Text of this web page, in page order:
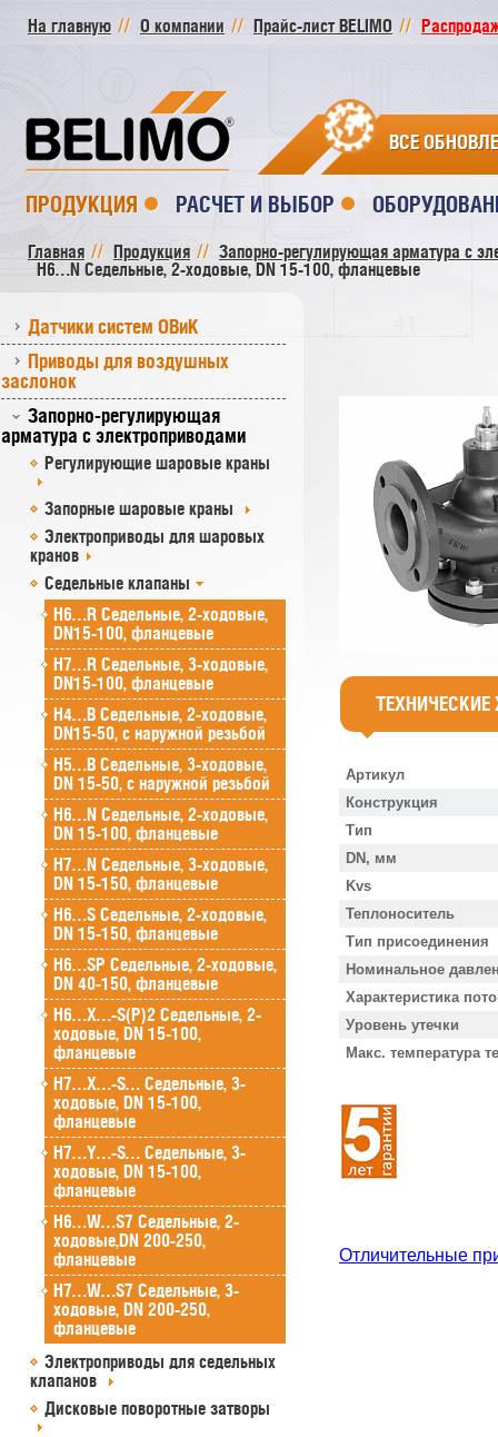
На главную О компании Прайс-лист BELIMO
ВСЕ
ПРОДУКЦИЯ РАСЧЕТ И ВЫБОР
Главная Продукция
Запорно-регулирующая арматура с
H6…N Седельные, 2-ходовые, DN 15-100, фланцевые
Датчики систем ОВиК
Приводы для воздушных
заслонок
Запорно-регулирующая
арматура с электроприводами
Регулирующие шаровые краны
Запорные шаровые краны
Электроприводы для шаровых
кранов
Седельные клапаны
H6…R Седельные, 2-ходовые,
DN15-100, фланцевые
H7…R Седельные, 3-ходовые,
DN15-100, фланцевые
H4…B Седельные, 2-ходовые,
DN15-50, с наружной резьбой
H5…B Седельные, 3-ходовые,
DN 15-50, с наружной резьбой
H6…N Седельные, 2-ходовые,
DN 15-100, фланцевые
H7…N Седельные, 3-ходовые,
DN 15-150, фланцевые
H6…S Седельные, 2-ходовые,
DN 15-150, фланцевые
H6…SP Седельные, 2-ходовые,
DN 40-150, фланцевые
H6…X…-S(P)2 Седельные, 2-
ходовые, DN 15-100,
фланцевые
H7…X…-S… Седельные, 3-
ходовые, DN 15-100,
фланцевые
H7…Y…-S… Седельные, 3-
ходовые, DN 15-100,
фланцевые
H6…W…S7 Седельные, 2-
ходовые,DN 200-250,
фланцевые
H7…W…S7 Седельные, 3-
ходовые, DN 200-250,
фланцевые
Электроприводы для седельных
клапанов
Дисковые поворотные затворы
Артикул
Конструкция
Тип
DN, мм
Kvs
Теплоноситель
Тип присоединения
Номинальное
Характеристика
Уровень утечки
Макс. температура
Отличительные